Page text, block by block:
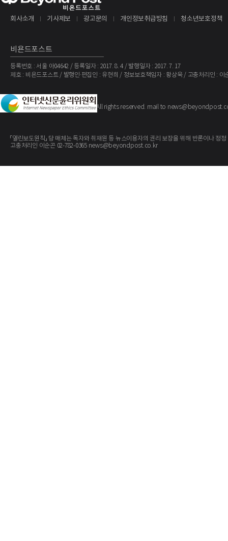
회사소개 기사제보 광고문의 개인정보취급방침 청소년보호정책
비욘드포스트
등록번호 : 서울 아04642 / 등록일자 : 2017. 8. 4 / 발행일자 : 2017. 7. 17
제호 : 비욘드포스트 / 발행인·편집인 : 유현희 / 정보보호책임자 : 황상욱 / 고충처리인 : 이
Copyright ©The BeyondPost. All rights reserved. mail to
「열린보도원칙」 당 매체는 독자와 취재원 등 뉴스이용자의 권리 보장을 위해 반론이나
고충처리인 이순곤 02-782-0365 news@beyondpost.co.kr